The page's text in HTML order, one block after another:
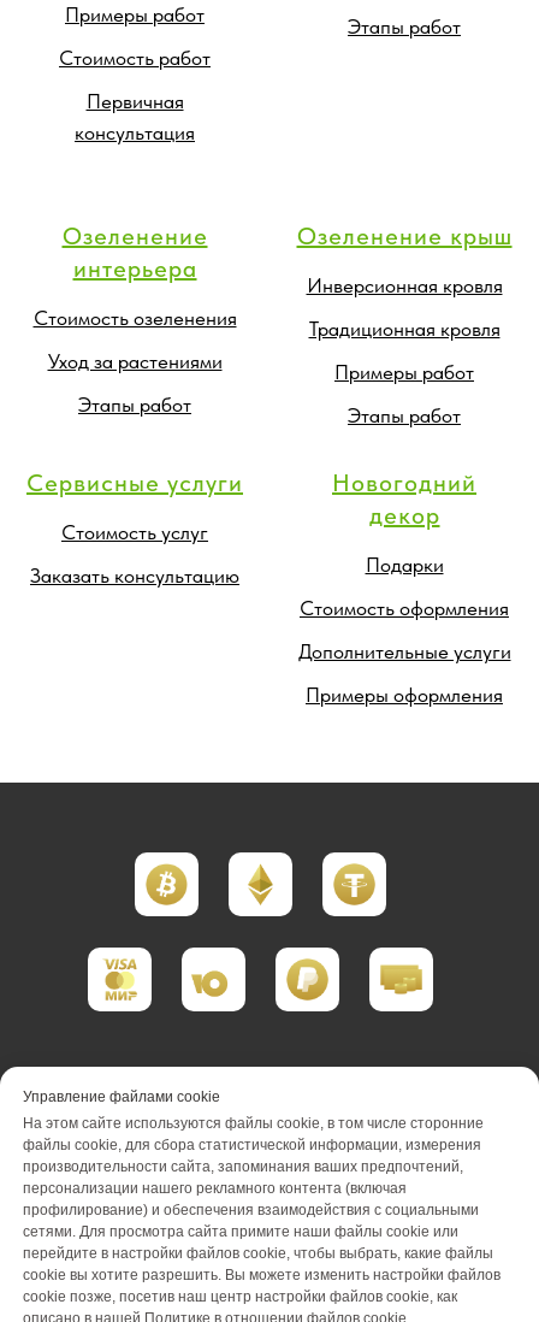
Примеры работ
Стоимость работ
Первичная
консультация
Этапы работ
Озеленение
интерьера
Стоимость озеленения
Уход за растениями
Этапы работ
Озеленение крыш
Инверсионная кровля
Традиционная кровля
Примеры работ
Этапы работ
Сервисные услуги
Стоимость услуг
Заказать консультацию
Новогодний
декор
Подарки
Стоимость оформления
Дополнительные услуги
Примеры оформления
Портфолио проектирования
Портфолио обслуживания
Акции
Вакансии
О компании
Отзывы
Блог
Оплата Контакты
Управление файлами cookie
На этом сайте используются файлы cookie, в том числе сторонние
файлы cookie, для сбора статистической информации, измерения
производительности сайта, запоминания ваших предпочтений,
персонализации нашего рекламного контента (включая
профилирование) и обеспечения взаимодействия с социальными
сетями. Для просмотра сайта примите наши файлы cookie или
перейдите в настройки файлов cookie, чтобы выбрать, какие файлы
cookie вы хотите разрешить. Вы можете изменить настройки файлов
cookie позже, посетив наш центр настройки файлов cookie, как
описано в нашей Политике в отношении файлов cookie.